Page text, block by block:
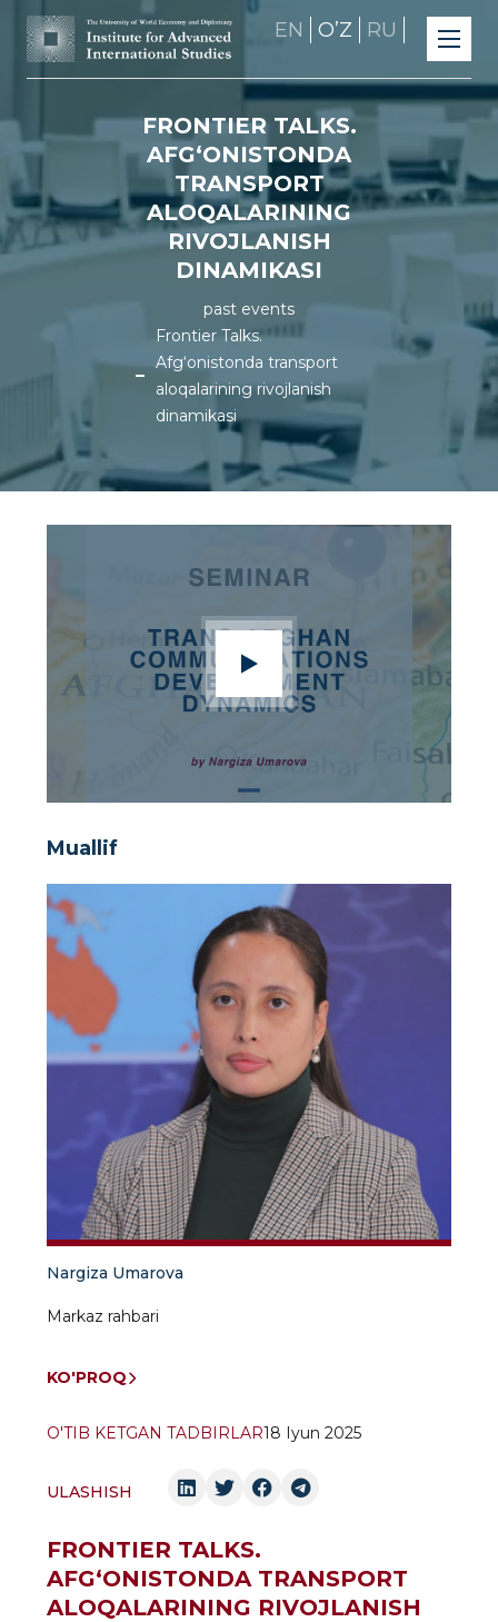
EN OʼZ RU
FRONTIER TALKS.
AFG‘ONISTONDA
TRANSPORT
ALOQALARINING
RIVOJLANISH
DINAMIKASI
past events
Frontier Talks.
Afg‘onistonda transport
aloqalarining rivojlanish
dinamikasi
Muallif
Nargiza Umarova
Markaz rahbari
KO'PROQ
O'TIB KETGAN TADBIRLAR18 Iyun 2025
ULASHISH
FRONTIER TALKS.
AFG‘ONISTONDA TRANSPORT
ALOQALARINING RIVOJLANISH